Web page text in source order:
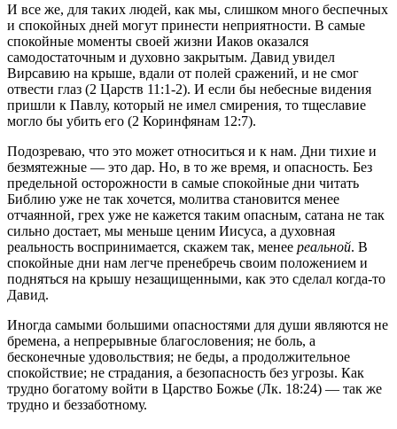
И все же, для таких людей, как мы, слишком много беспечных
и спокойных дней могут принести неприятности. В самые
спокойные моменты своей жизни Иаков оказался
самодостаточным и духовно закрытым. Давид увидел
Вирсавию на крыше, вдали от полей сражений, и не смог
отвести глаз (2 Царств 11:1-2). И если бы небесные видения
пришли к Павлу, который не имел смирения, то тщеславие
могло бы убить его (2 Коринфянам 12:7).
Подозреваю, что это может относиться и к нам. Дни тихие и
безмятежные — это дар. Но, в то же время, и опасность. Без
предельной осторожности в самые спокойные дни читать
Библию уже не так хочется, молитва становится менее
отчаянной, грех уже не кажется таким опасным, сатана не так
сильно достает, мы меньше ценим Иисуса, а духовная
реальность воспринимается, скажем так, менее реальной. В
спокойные дни нам легче пренебречь своим положением и
подняться на крышу незащищенными, как это сделал когда-то
Давид.
Иногда самыми большими опасностями для души являются не
бремена, а непрерывные благословения; не боль, а
бесконечные удовольствия; не беды, а продолжительное
спокойствие; не страдания, а безопасность без угрозы. Как
трудно богатому войти в Царство Божье (Лк. 18:24) — так же
трудно и беззаботному.